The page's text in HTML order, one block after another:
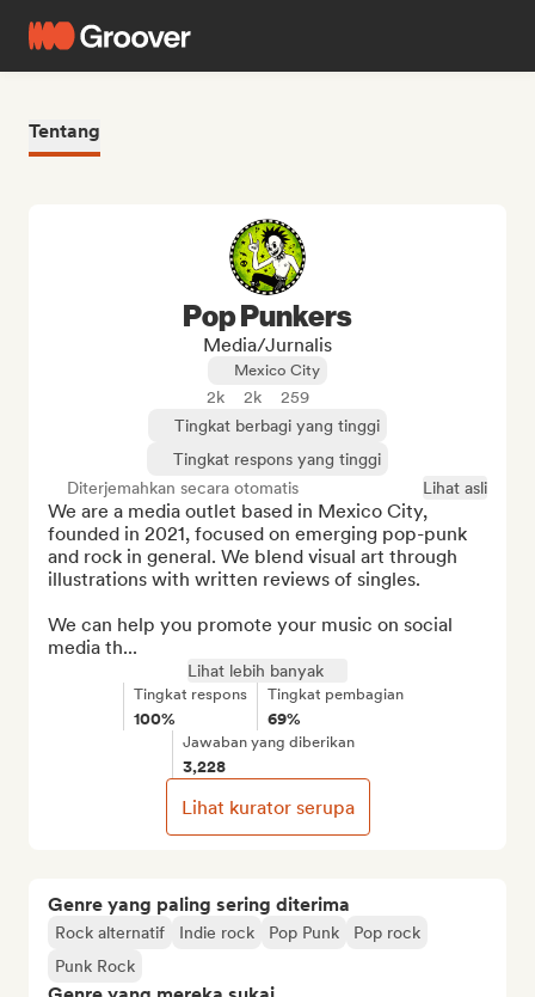
Tentang
Genre yang paling sering diterima
Rock alternatif Indie rock Pop Punk
Pop rock
Punk Rock
Pop Punkers
Media/Jurnalis
Mexico City
2k 2k
259
Tingkat berbagi yang tinggi
Tingkat respons yang tinggi
Diterjemahkan secara otomatis
Lihat asli
We are a media outlet based in Mexico City,
founded in 2021, focused on emerging pop-punk
and rock in general. We blend visual art through
illustrations with written reviews of singles.
We can help you promote your music on social
media th...
Lihat lebih banyak
Tingkat respons
100%
Tingkat pembagian
69%
Jawaban yang diberikan
3,228
Lihat kurator serupa